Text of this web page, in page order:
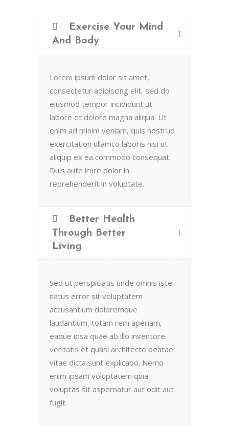
Exercise Your Mind
And Body
Lorem ipsum dolor sit amet,
consectetur adipiscing elit, sed do
eiusmod tempor incididunt ut
labore et dolore magna aliqua. Ut
enim ad minim veniam, quis nostrud
exercitation ullamco laboris nisi ut
aliquip ex ea commodo consequat.
Duis aute irure dolor in
reprehenderit in voluptate.
Better Health
Through Better
Living
Sed ut perspiciatis unde omnis iste
natus error sit voluptatem
accusantium doloremque
laudantium, totam rem aperiam,
eaque ipsa quae ab illo inventore
veritatis et quasi architecto beatae
vitae dicta sunt explicabo. Nemo
enim ipsam voluptatem quia
voluptas sit aspernatur aut odit aut
fugit.